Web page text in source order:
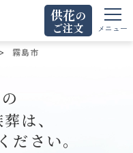
泉院
供花の
ご注文
メニュー
霧島市
の
は、
ださい。